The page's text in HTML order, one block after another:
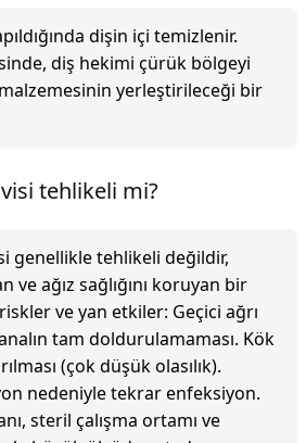
dişin içi temizlenir.
diş hekimi çürük bölgeyi
yerleştirileceği bir
tehlikeli mi?
genellikle tehlikeli değildir,
ve ağız sağlığını koruyan bir
ve yan etkiler: Geçici ağrı
tam doldurulamaması. Kök
(çok düşük olasılık).
nedeniyle tekrar enfeksiyon.
steril çalışma ortamı ve